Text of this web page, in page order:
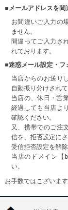
■メールアドレスを間
お間違いご入力の
ません。
間違ってご入力さ
れております。
■迷惑メール設定・フ
当店からのお送り
自動振り分けされ
当店の、休日・営
経過しても当店よ
確認ください。
又、携帯でのご注
信を、拒否設定に
受信拒否設定を解
当店のドメイン【
い。
お手数ではございま